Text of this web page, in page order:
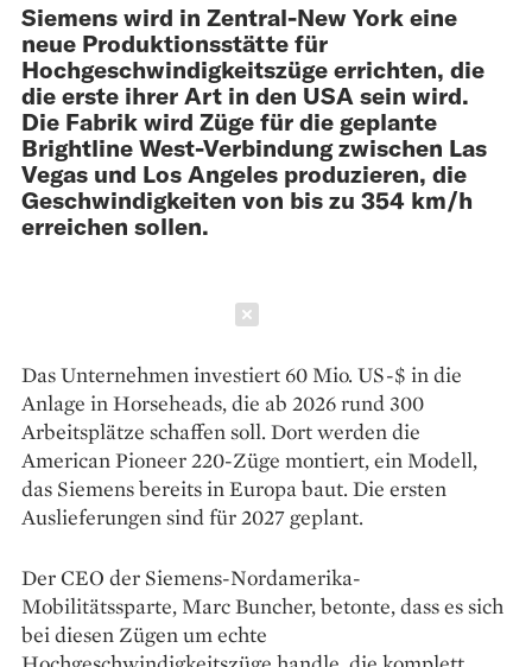
Siemens wird in Zentral-New York eine
neue Produktionsstätte für
Hochgeschwindigkeitszüge errichten, die
die erste ihrer Art in den USA sein wird.
Die Fabrik wird Züge für die geplante
Brightline West-Verbindung zwischen Las
Vegas und Los Angeles produzieren, die
Geschwindigkeiten von bis zu 354 km/h
erreichen sollen.
Das Unternehmen investiert 60 Mio. US-$ in die
Anlage in Horseheads, die ab 2026 rund 300
Arbeitsplätze schaffen soll. Dort werden die
American Pioneer 220-Züge montiert, ein Modell,
das Siemens bereits in Europa baut. Die ersten
Auslieferungen sind für 2027 geplant.
Der CEO der Siemens-Nordamerika-
Mobilitätssparte, Marc Buncher, betonte, dass es sich
bei diesen Zügen um echte